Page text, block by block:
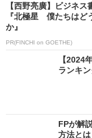
【西野亮廣】ビジネス
『北極星 僕たちはど
か』
PR(FINCHI on GOETHE)
【2024
ランキ
FPが解
方法とは